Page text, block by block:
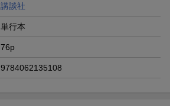
講談社
単行本
76p
9784062135108